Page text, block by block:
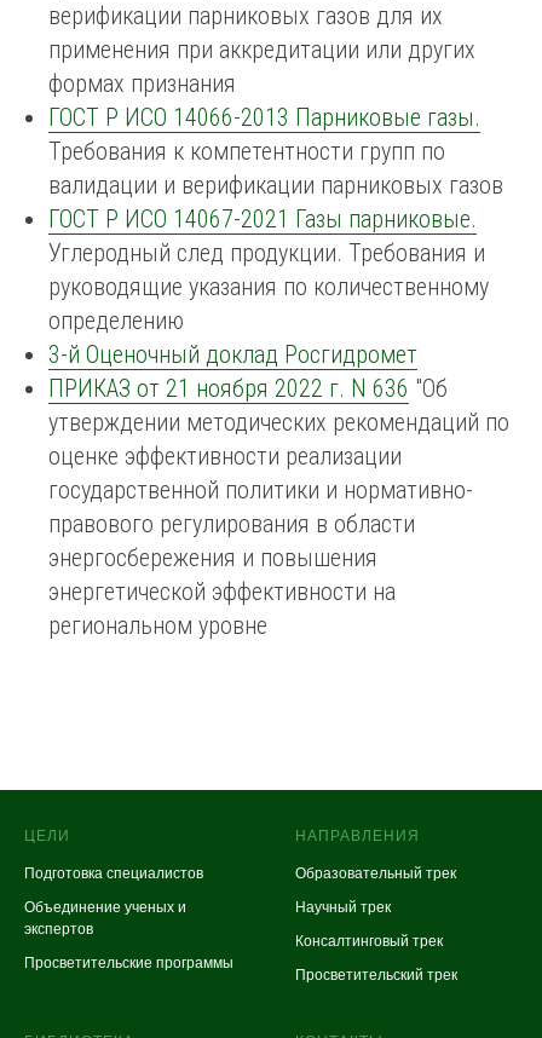
верификации парниковых газов для их
применения при аккредитации или других
формах признания
ГОСТ Р ИСО 14066-2013 Парниковые газы.
Требования к компетентности групп по
валидации и верификации парниковых газов
ГОСТ Р ИСО 14067-2021 Газы парниковые.
Углеродный след продукции. Требования и
руководящие указания по количественному
определению
3-й Оценочный доклад Росгидромет
ПРИКАЗ от 21 ноября 2022 г. N 636 "Об
утверждении методических рекомендаций по
оценке эффективности реализации
государственной политики и нормативно-
правового регулирования в области
энергосбережения и повышения
энергетической эффективности на
региональном уровне
ЦЕЛИ
Подготовка специалистов
Объединение ученых и
экспертов
Просветительские программы
НАПРАВЛЕНИЯ
Образовательный трек
Научный трек
Консалтинговый трек
Просветительский трек